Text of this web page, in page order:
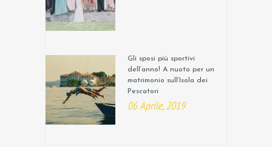
Gli sposi più sportivi
dell’anno! A nuoto per un
matrimonio sull’Isola dei
Pescatori
06 Aprile, 2019